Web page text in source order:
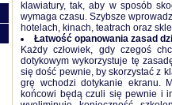
klawiatury, tak, aby w sposób
wymaga czasu. Szybsze
hotelach, kinach, teatrach oraz
Łatwość opanowania zasad
Każdy człowiek, gdy czegoś
dotykowymwykorzystuje tę
się dość pewnie, by skorzystać z
grę wchodzi dotykanie ekranu.
końcowi będą czuli się pewnie i